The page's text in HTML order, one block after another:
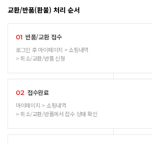
교환/반품(환불) 처리 순서
01 반품/교환 접수
로그인 후 마이페이지 > 쇼핑내역
> 취소/교환/반품 신청
02 접수완료
마이페이지 > 쇼핑내역
> 취소/교환/반품에서 접수 상태 확인